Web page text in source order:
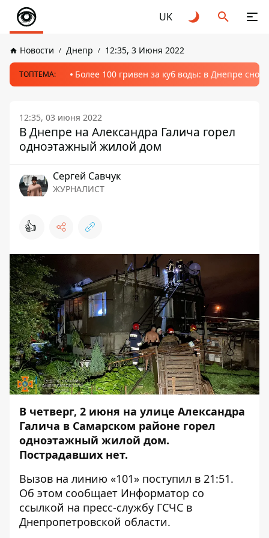
UK
Новости Днепр 12:35, 3 Июня 2022
ТОПТЕМА: Более 100 гривен за куб воды: в Днепре
12:35, 03 июня 2022
В Днепре на Александра Галича горел
одноэтажный жилой дом
Сергей Савчук
ЖУРНАЛИСТ
👍
В четверг, 2 июня на улице Александра
Галича в Самарском районе горел
одноэтажный жилой дом.
Пострадавших нет.
Вызов на линию «101» поступил в 21:51.
Об этом сообщает Информатор со
ссылкой на пресс-службу ГСЧС в
Днепропетровской области.